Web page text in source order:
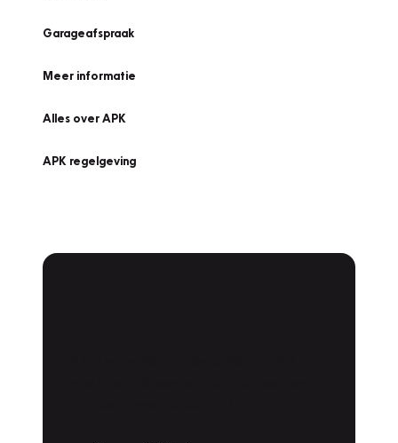
Garageafspraak
Meer informatie
Alles over APK
APK regelgeving